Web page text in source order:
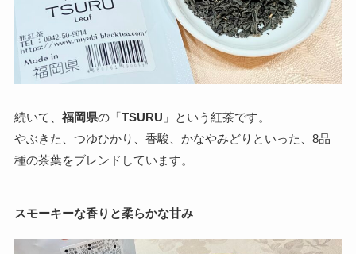
続いて、 福岡県の「TSURU 」という紅茶です。
やぶきた、つゆひかり、香駿、かなやみどりといった、8品
種の茶葉をブレンドしています。
スモーキーな香りと柔らかな甘み